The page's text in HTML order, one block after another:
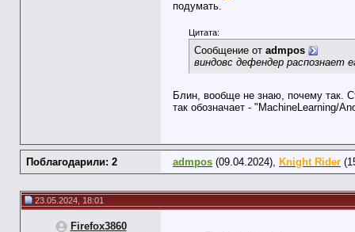
подумать.
Цитата:
Сообщение от admpos
виндовс дефендер распознает
Блин, вообще не знаю, почему так.
так обозначает - "MachineLearning/
Поблагодарили: 2 admpos (09.04.2024), Knight Rider
23.05.2024, 18:01
Firefox3860